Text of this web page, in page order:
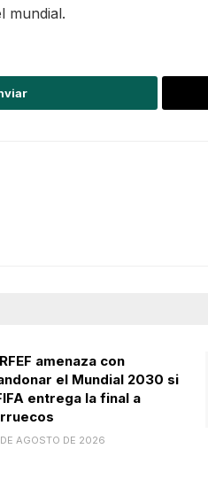
mundial.
amenaza con
el Mundial 2030 si
entrega la final a
AGOSTO DE 2026